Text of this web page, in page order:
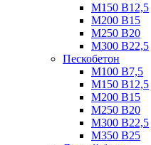
М150 В12,5
М200 В15
М250 В20
М300 В22,5
Пескобетон
М100 В7,5
М150 В12,5
М200 В15
М250 В20
М300 В22,5
М350 В25